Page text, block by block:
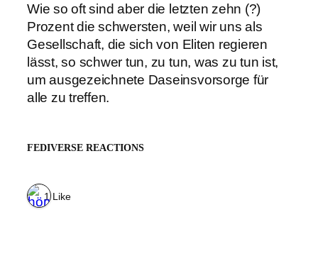
Wie so oft sind aber die letzten zehn (?)
Prozent die schwersten, weil wir uns als
Gesellschaft, die sich von Eliten regieren
lässt, so schwer tun, zu tun, was zu tun ist,
um ausgezeichnete Daseinsvorsorge für
alle zu treffen.
FEDIVERSE REACTIONS
1 Like